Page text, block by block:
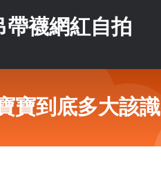
帶襪網紅自拍
寶到底多大該